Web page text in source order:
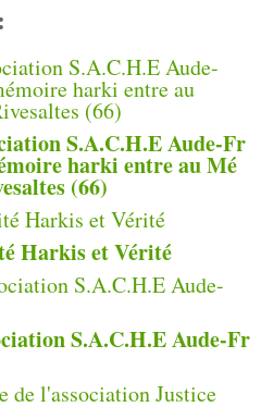
S.A.C.H.E Aude-Fr
harki entre au Mé
(66)
Harkis et Vérité
S.A.C.H.E Aude-Fr